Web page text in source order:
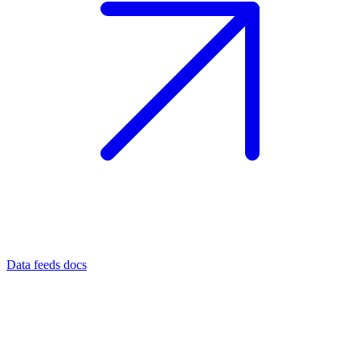
Data feeds docs